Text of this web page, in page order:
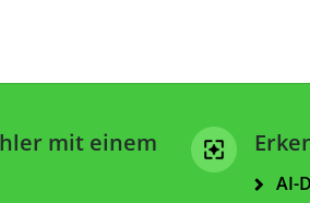
mit einem
AI-